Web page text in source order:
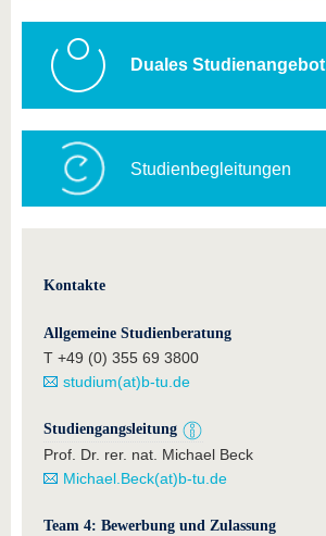
Duales Studienangebot
Studienbegleitungen
Kontakte
Allgemeine Studienberatung
T +49 (0) 355 69 3800
studium(at)b-tu.de
Studiengangsleitung
Prof. Dr. rer. nat. Michael Beck
Michael.Beck(at)b-tu.de
Team 4: Bewerbung und Zulassung